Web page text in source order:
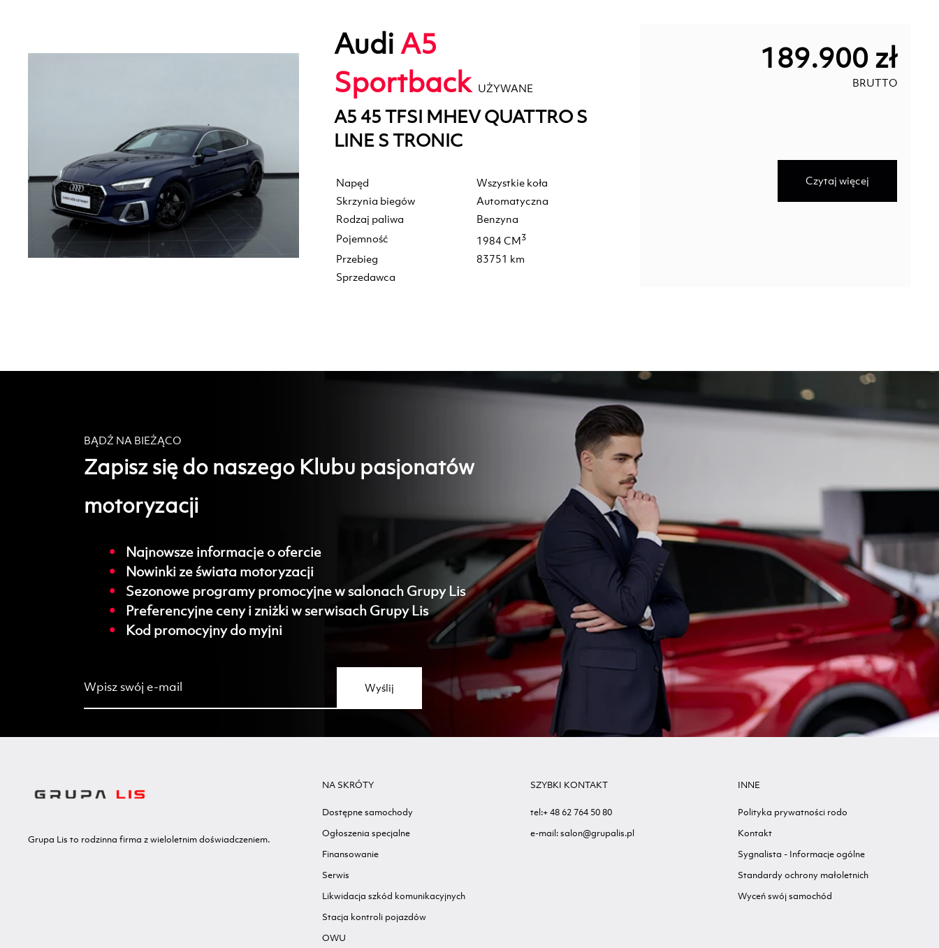
AudiA5
Sportback UŻYWANE
A5 45 TFSI MHEV QUATTRO S
LINE S TRONIC
Napęd
Wszystkie koła
Skrzynia biegów
Automatyczna
Rodzaj paliwa
Benzyna
Pojemność
1984 CM3
Przebieg
83751 km
Sprzedawca
189.900 zł
BRUTTO
Czytaj więcej
BĄDŹ NA BIEŻĄCO
Zapisz się do naszego Klubu pasjonatów
motoryzacji
Najnowsze informacje o ofercie
Nowinki ze świata motoryzacji
Sezonowe programy promocyjne w salonach Grupy Lis
Preferencyjne ceny i zniżki w serwisach Grupy Lis
Kod promocyjny do myjni
Wyślij
Grupa Lis to rodzinna firma z wieloletnim doświadczeniem.
NA SKRÓTY
Dostępne samochody
Ogłoszenia specjalne
Finansowanie
Serwis
Likwidacja szkód komunikacyjnych
Stacja kontroli pojazdów
OWU
SZYBKI KONTAKT
tel:+ 48 62 764 50 80
e-mail: salon@grupalis.pl
INNE
Polityka prywatności rodo
Kontakt
Sygnalista - Informacje ogólne
Standardy ochrony małoletnich
Wyceń swój samochód